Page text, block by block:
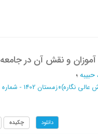
و نقش آن در جامعه
حبيبه؛
عالی نگاره)»زمستان 1402 - شماره 68
دانلود چکیده